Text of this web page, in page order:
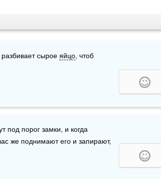
сырое яйцо , чтоб
под порог замки, и когда
же поднимают его и запирают,